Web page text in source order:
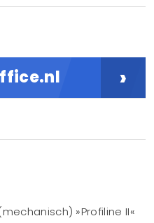
›
»Profiline II«